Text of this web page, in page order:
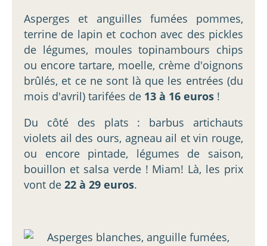
Asperges et anguilles fumées pommes,
terrine de lapin et cochon avec des pickles
de légumes, moules topinambours chips
ou encore tartare, moelle, crème d'oignons
brûlés, et ce ne sont là que les entrées (du
mois d'avril) tarifées de 13 à 16 euros !
Du côté des plats : barbus artichauts
violets ail des ours, agneau ail et vin rouge,
ou encore pintade, légumes de saison,
bouillon et salsa verde ! Miam! Là, les prix
vont de 22 à 29 euros.